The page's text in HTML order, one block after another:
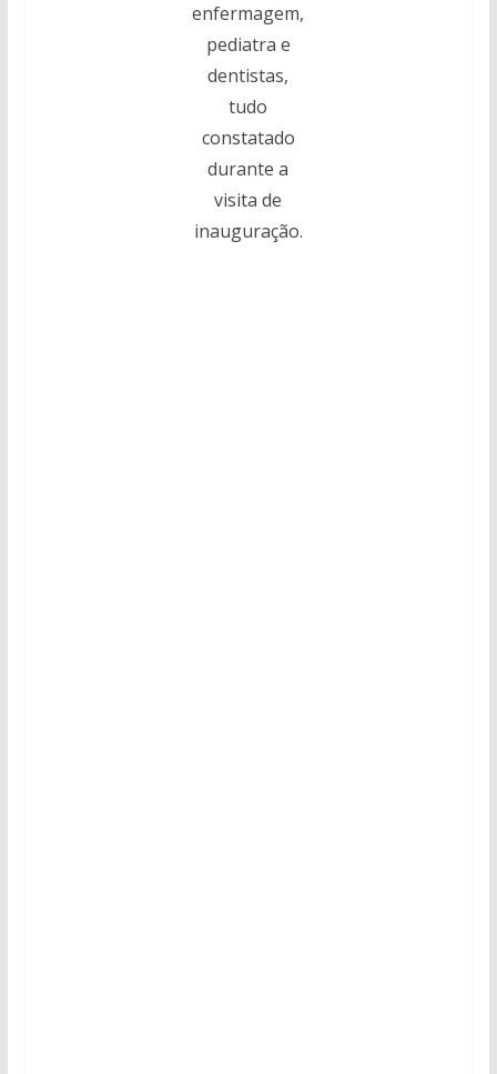
enfermagem,
pediatra e
dentistas,
tudo
constatado
durante a
visita de
inauguração.